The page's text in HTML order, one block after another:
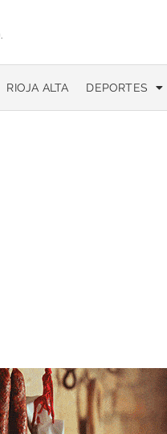
RIOJA ALTA DEPORTES